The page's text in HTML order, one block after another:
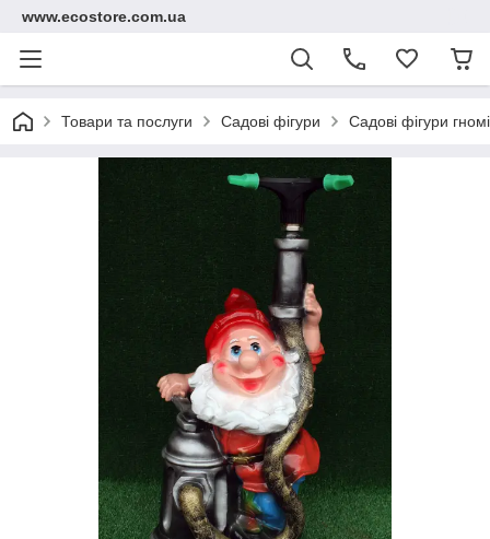
www.ecostore.com.ua
Товари та послуги Садові фігури Садові фігури